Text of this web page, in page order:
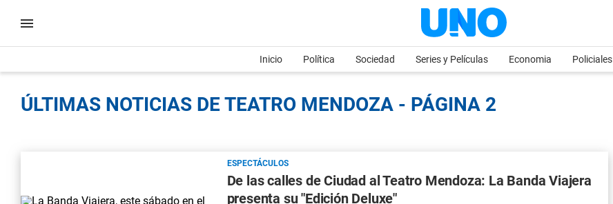
Inicio Política Sociedad Series y Películas Economia Policiales
ÚLTIMAS NOTICIAS DE TEATRO MENDOZA - PÁGINA 2
ESPECTÁCULOS
De las calles de Ciudad al Teatro Mendoza: La Banda Viajera
presenta su "Edición Deluxe"